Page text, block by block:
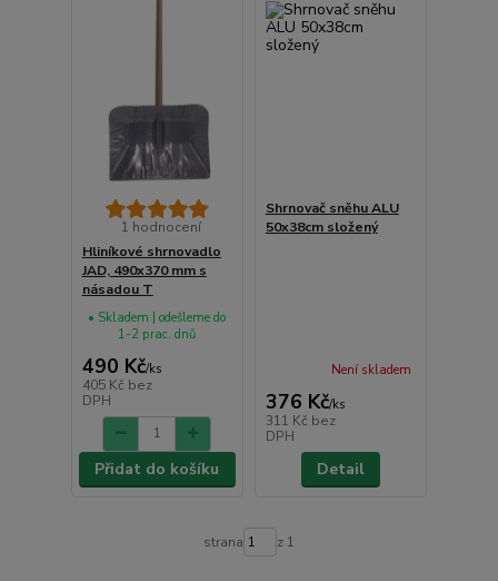
1 hodnocení
Hliníkové shrnovadlo
JAD, 490x370 mm s
násadou T
490 Kč/ks
405 Kč bez
DPH
• Skladem | odešleme do
1-2 prac. dnů
Přidat do košíku
Shrnovač sněhu ALU
50x38cm složený
376 Kč/ks
311 Kč bez
DPH
Není skladem
Detail
strana z 1